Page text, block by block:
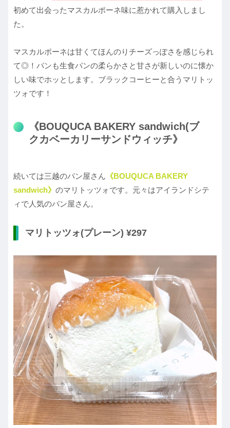
初めて出会ったマスカルポーネ味に惹かれて購入しまし
た。
マスカルポーネは甘くてほんのりチーズっぽさを感じられ
て◎！パンも生食パンの柔らかさと甘さが新しいのに懐か
しい味でホッとします。ブラックコーヒーと合うマリトッ
ツォです！
《BOUQUCA BAKERY sandwich(ブ
クカベーカリーサンドウィッチ》
続いては三越のパン屋さん 《BOUQUCA BAKERY
sandwich》 のマリトッツォです。元々はアイランドシテ
ィで人気のパン屋さん。
マリトッツォ(プレーン) ¥297